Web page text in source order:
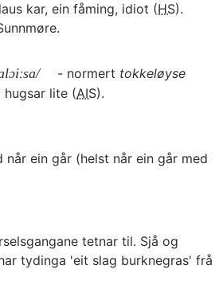
kar, ein fåming, idiot (HS).
- normert tokkeløyse
hugsar lite (AIS).
når ein går (helst når ein går med
tetnar til. Sjå og
tydinga 'eit slag burknegras' frå